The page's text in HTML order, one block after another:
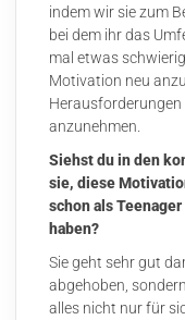
indem wir sie zum
bei dem ihr das
mal etwas
Motivation neu
Herausforderungen
anzunehmen.
Siehst du in den
sie, diese
schon als
haben?
Sie geht sehr gut
abgehoben,
alles nicht nur für